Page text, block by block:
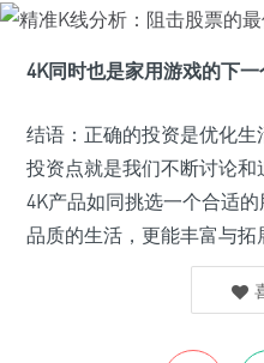
4K同时也是家用游戏的下
结语：正确的投资是优化
投资点就是我们不断讨论
4K产品如同挑选一个合适
品质的生活，更能丰富与拓